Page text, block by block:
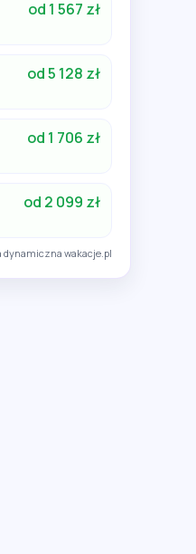
od 1 567 zł
od 5 128 zł
od 1 706 zł
od 2 099 zł
dynamiczna wakacje.pl